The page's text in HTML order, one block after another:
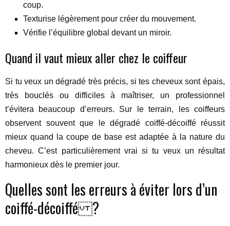
coup.
Texturise légèrement pour créer du mouvement.
Vérifie l’équilibre global devant un miroir.
Quand il vaut mieux aller chez le coiffeur
Si tu veux un dégradé très précis, si tes cheveux sont épais,
très bouclés ou difficiles à maîtriser, un professionnel
t’évitera beaucoup d’erreurs. Sur le terrain, les coiffeurs
observent souvent que le dégradé coiffé-décoiffé réussit
mieux quand la coupe de base est adaptée à la nature du
cheveu. C’est particulièrement vrai si tu veux un résultat
harmonieux dès le premier jour.
Quelles sont les erreurs à éviter lors d’un
coiffé-décoiffé ?